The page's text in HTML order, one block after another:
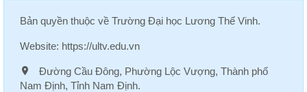
Bản quyền thuộc về Trường Đại học Lương Thế Vinh.
Website: https://ultv.edu.vn
Đường Cầu Đông, Phường Lộc Vượng, Thành phố
Nam Định, Tỉnh Nam Định.